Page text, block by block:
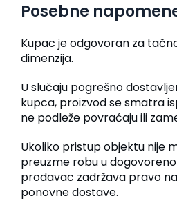
Posebne
Kupac je odgovoran za
dimenzija.
U slučaju pogrešno
kupca, proizvod se smatra
ne podleže povraćaju ili
Ukoliko pristup objektu nije
preuzme robu u
prodavac zadržava pravo
ponovne dostave.